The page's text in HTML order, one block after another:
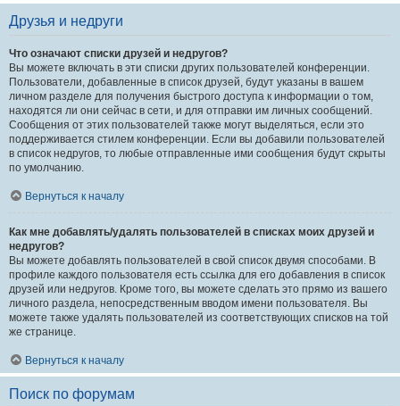
Друзья и недруги
Что означают списки друзей и недругов?
Вы можете включать в эти списки других пользователей конференции.
Пользователи, добавленные в список друзей, будут указаны в вашем
личном разделе для получения быстрого доступа к информации о том,
находятся ли они сейчас в сети, и для отправки им личных сообщений.
Сообщения от этих пользователей также могут выделяться, если это
поддерживается стилем конференции. Если вы добавили пользователей
в список недругов, то любые отправленные ими сообщения будут скрыты
по умолчанию.
Вернуться к началу
Как мне добавлять/удалять пользователей в списках моих друзей и
недругов?
Вы можете добавлять пользователей в свой список двумя способами. В
профиле каждого пользователя есть ссылка для его добавления в список
друзей или недругов. Кроме того, вы можете сделать это прямо из вашего
личного раздела, непосредственным вводом имени пользователя. Вы
можете также удалять пользователей из соответствующих списков на той
же странице.
Вернуться к началу
Поиск по форумам